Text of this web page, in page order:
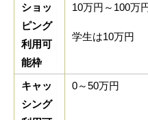
ショッ
ピング
利用可
能枠
10万円～100万
学生は10万円
キャッ
シング
0～50万円